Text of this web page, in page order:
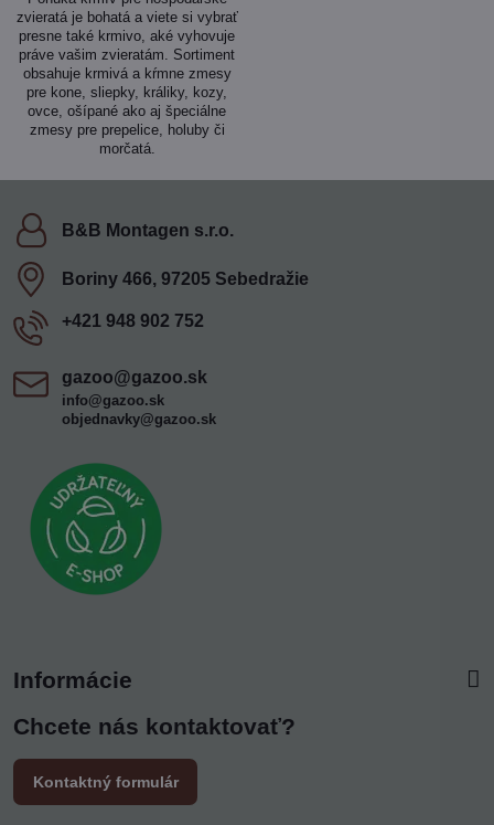
zvieratá je bohatá a viete si vybrať
presne také krmivo, aké vyhovuje
práve vašim zvieratám. Sortiment
obsahuje krmivá a kŕmne zmesy
pre kone, sliepky, králiky, kozy,
ovce, ošípané ako aj špeciálne
zmesy pre prepelice, holuby či
morčatá.
B&B Montagen s​.r​.o​.
Boriny 466, 97205 Sebedražie
+421 948 902 752
gazoo​@gazoo​.sk
info@gazoo.sk
objednavky@gazoo.sk
Informácie
Chcete nás kontaktovať?
Kontaktný formulár